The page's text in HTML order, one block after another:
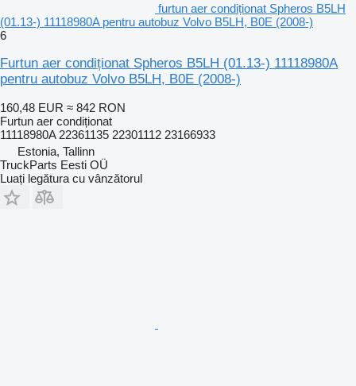
furtun aer condiționat Spheros B5LH
(01.13-) 11118980A pentru autobuz Volvo B5LH, B0E (2008-)
6
Furtun aer condiționat Spheros B5LH (01.13-) 11118980A
pentru autobuz Volvo B5LH, B0E (2008-)
160,48 EUR ≈ 842 RON
Furtun aer condiționat
11118980A 22361135 22301112 23166933
Estonia, Tallinn
TruckParts Eesti OÜ
Luați legătura cu vânzătorul